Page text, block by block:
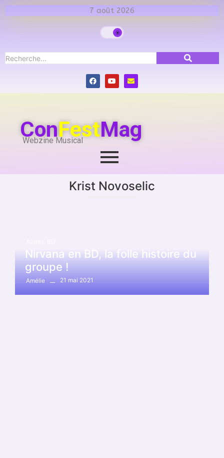
7 août 2026
ConFestMag
Webzine Musical
Krist Novoselic
Nirvana en BD, la folle histoire du
groupe !
Amélie 21 mai 2021